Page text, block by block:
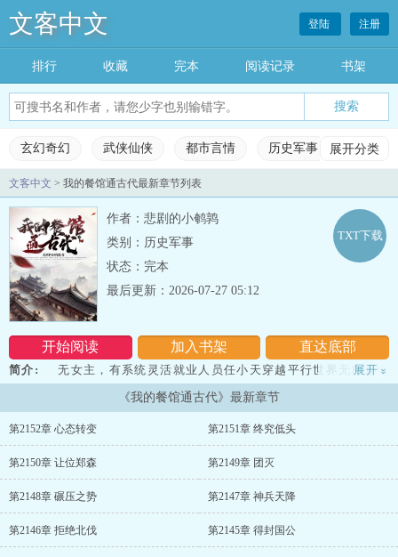
文客中文 登陆 注册
排行 收藏 完本 阅读记录 书架
玄幻奇幻 武侠仙侠 都市言情 历史军事 科幻灵
展开分类
玄幻奇幻 武侠仙侠
科幻灵异 网游竞技 完本小说
排行榜 收藏榜单
文客中文 > 我的餐馆通古代最新章节列表
作者：悲剧的小鹌鹑
类别：历史军事
状态：完本
开始阅读 加入书架 直达底部
TXT下载
最后更新：2026-07-27 05:12
简介:
无女主，有系统灵活就业人员任小天穿越平行世界无良系统
强行绑定任小天被迫在自家小院内接待各朝代的皇帝们他们之间又会
发生什么有趣的故事呢？（本文为历史向娱乐文，或许会有些偏离正
史，还请各位看官老爷们不要计较，开心就好）...
展开 »
《我的餐馆通古代》最新章节
第2152章 心态转变 第2151章 终究低头
第2150章 让位郑森 第2149章 团灭
第2148章 碾压之势 第2147章 神兵天降
第2146章 拒绝北伐 第2145章 得封国公